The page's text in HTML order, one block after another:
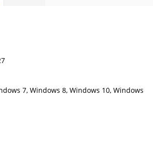
7, Windows 8, Windows 10, Windows